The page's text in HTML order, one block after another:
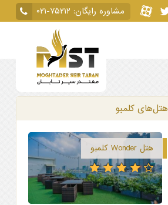
مشاوره رایگان: ۰۲۱-۷۵۲۱۲
هتل‌های کلمبو
هتل Wonder کلمبو